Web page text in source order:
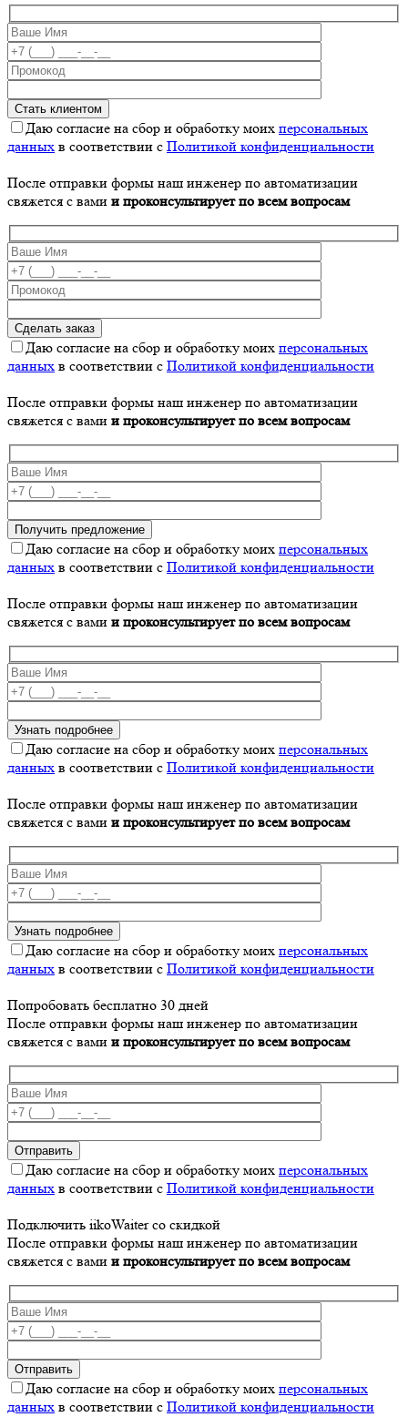
Даю согласие на сбор и обработку моих персональных
данных в соответствии с Политикой конфиденциальности
После отправки формы наш инженер по автоматизации
свяжется с вами и проконсультирует по всем вопросам
Даю согласие на сбор и обработку моих персональных
данных в соответствии с Политикой конфиденциальности
После отправки формы наш инженер по автоматизации
свяжется с вами и проконсультирует по всем вопросам
Даю согласие на сбор и обработку моих персональных
данных в соответствии с Политикой конфиденциальности
После отправки формы наш инженер по автоматизации
свяжется с вами и проконсультирует по всем вопросам
Даю согласие на сбор и обработку моих персональных
данных в соответствии с Политикой конфиденциальности
После отправки формы наш инженер по автоматизации
свяжется с вами и проконсультирует по всем вопросам
Даю согласие на сбор и обработку моих персональных
данных в соответствии с Политикой конфиденциальности
Попробовать бесплатно 30 дней
После отправки формы наш инженер по автоматизации
свяжется с вами и проконсультирует по всем вопросам
Даю согласие на сбор и обработку моих персональных
данных в соответствии с Политикой конфиденциальности
Подключить iikoWaiter со скидкой
После отправки формы наш инженер по автоматизации
свяжется с вами и проконсультирует по всем вопросам
Даю согласие на сбор и обработку моих персональных
данных в соответствии с Политикой конфиденциальности